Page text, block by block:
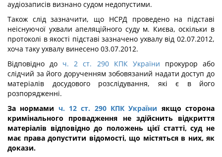
аудіозаписів визнано судом недопустими.
Також слід зазначити, що НСРД проведено на підставі
неіснуючої ухвали апеляційного суду м. Києва, оскільки в
протоколі в якості підставі зазначено ухвалу від 02.07.2012,
хоча таку ухвалу винесено 03.07.2012.
Відповідно до ч. 2 ст. 290 КПК України прокурор або
слідчий за його дорученням зобовязаний надати доступ до
матеріалів досудового розслідування, які є в його
розпорядженні.
За нормами ч. 12 ст. 290 КПК України якщо сторона
кримінального провадження не здійснить відкриття
матеріалів відповідно до положень цієї статті, суд не
має права допустити відомості, що містяться в них, як
докази.